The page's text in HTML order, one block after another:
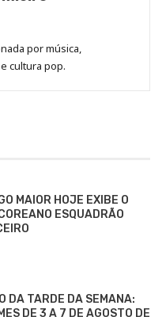
por música,
cultura pop.
MAIOR HOJE EXIBE O
ESQUADRÃO
DA TARDE DA SEMANA:
DE 3 A 7 DE AGOSTO DE